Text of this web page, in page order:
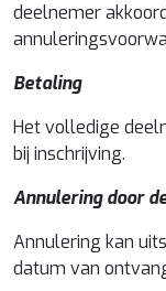
deelnemer
Betaling
Het volledige
bij inschrijving.
Annulering door
Annulering kan
datum van